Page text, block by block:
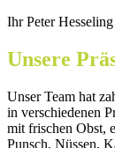
Ihr Peter Hesseling
Unsere
Unser Team hat
in verschiedenen
mit frischen Obst,
Punsch, Nüssen,